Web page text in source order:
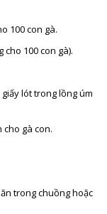
100 con gà.
100 con gà).
lót trong lồng úm
cho gà con.
trong chuồng hoặc